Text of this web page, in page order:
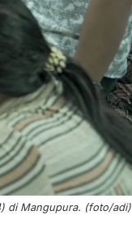
di Mangupura. (foto/adi)